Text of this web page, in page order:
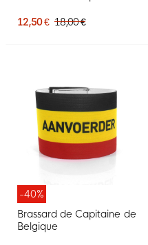
12,50 € 18,00 €
-40%
Brassard de Capitaine de
Belgique